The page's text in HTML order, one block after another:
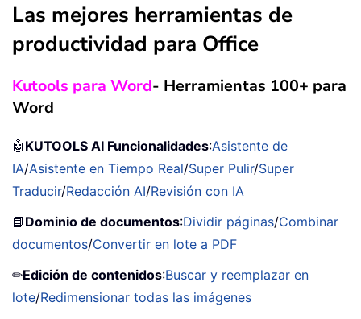
Las mejores herramientas de
productividad para Office
Kutools para Word- Herramientas 100+ para
Word
🤖 KUTOOLS AI Funcionalidades:Asistente de
IA/Asistente en Tiempo Real/Super Pulir/Super
Traducir/Redacción AI/Revisión con IA
📘 Dominio de documentos:Dividir páginas/Combinar
documentos/Convertir en lote a PDF
✏Edición de contenidos:Buscar y reemplazar en
lote/Redimensionar todas las imágenes